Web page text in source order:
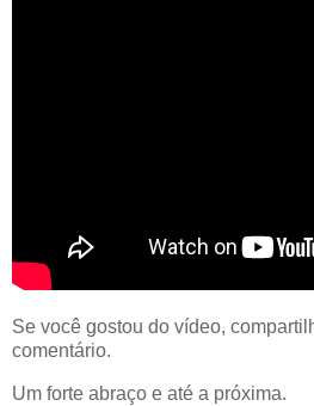
Se você gostou do vídeo,
comentário.
Um forte abraço e até a próxima.